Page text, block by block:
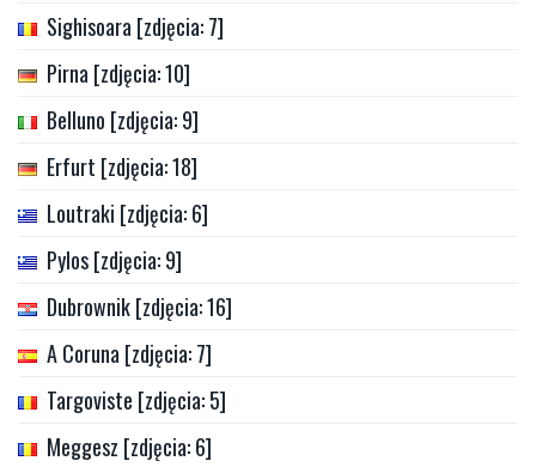
Sighisoara [zdjęcia: 7]
Pirna [zdjęcia: 10]
Belluno [zdjęcia: 9]
Erfurt [zdjęcia: 18]
Loutraki [zdjęcia: 6]
Pylos [zdjęcia: 9]
Dubrownik [zdjęcia: 16]
A Coruna [zdjęcia: 7]
Targoviste [zdjęcia: 5]
Meggesz [zdjęcia: 6]